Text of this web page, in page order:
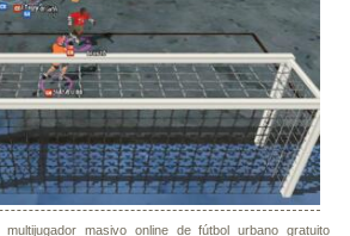
masivo online de fútbol urbano gratuito